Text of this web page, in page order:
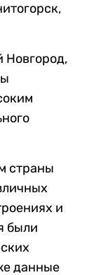
Новгород,
страны
и
были
данные